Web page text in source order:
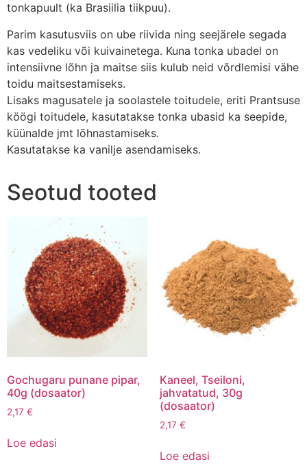
tonkapuult (ka Brasiilia tiikpuu).
Parim kasutusviis on ube riivida ning seejärele segada
kas vedeliku või kuivainetega. Kuna tonka ubadel on
intensiivne lõhn ja maitse siis kulub neid võrdlemisi vähe
toidu maitsestamiseks.
Lisaks magusatele ja soolastele toitudele, eriti Prantsuse
köögi toitudele, kasutatakse tonka ubasid ka seepide,
küünalde jmt lõhnastamiseks.
Kasutatakse ka vanilje asendamiseks.
Seotud tooted
Gochugaru punane pipar,
40g (dosaator)
2,17 €
Loe edasi
Kaneel, Tseiloni,
jahvatatud, 30g
(dosaator)
2,17 €
Loe edasi